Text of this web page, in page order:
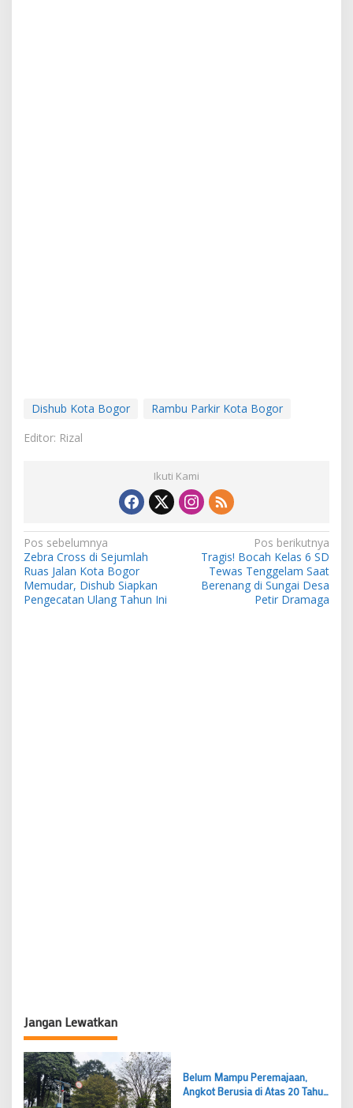
Dishub Kota Bogor
Rambu Parkir Kota Bogor
Editor: Rizal
Ikuti Kami
Navigasi
pos
Pos sebelumnya
Zebra Cross di Sejumlah
Ruas Jalan Kota Bogor
Memudar, Dishub Siapkan
Pengecatan Ulang Tahun Ini
Pos berikutnya
Tragis! Bocah Kelas 6 SD
Tewas Tenggelam Saat
Berenang di Sungai Desa
Petir Dramaga
Jangan Lewatkan
Belum Mampu Peremajaan,
Angkot Berusia di Atas 20 Tahun